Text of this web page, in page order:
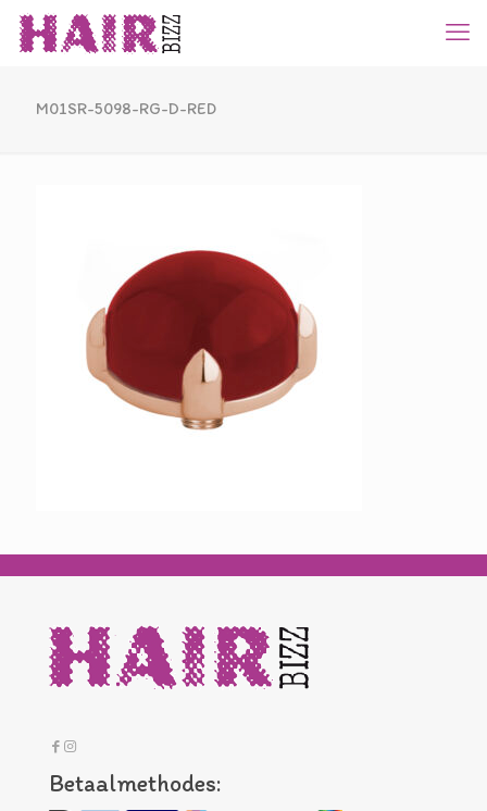
M01SR-5098-RG-D-RED
Betaalmethodes: